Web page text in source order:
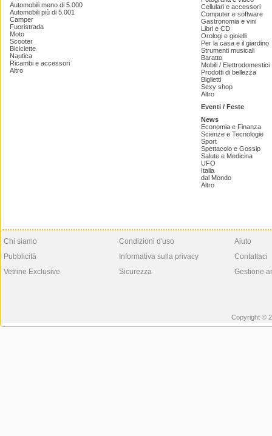
Automobili meno di 5.000
Automobili più di 5.001
Camper
Fuoristrada
Moto
Scooter
Biciclette
Nautica
Ricambi e accessori
Altro
Cellulari e accessori
Computer e software
Gastronomia e vini
Libri e CD
Orologi e gioielli
Per la casa e il giardino
Strumenti musicali
Baratto
Mobili / Elettrodomestici
Prodotti di bellezza
Biglietti
Sexy shop
Altro
Eventi / Feste
News
Economia e Finanza
Scienze e Tecnologie
Sport
Spettacolo e Gossip
Salute e Medicina
UFO
Italia
dal Mondo
Altro
Chi siamo
Pubblicità
Vetrine Exclusive
Condizioni d'uso
Informativa sulla privacy
Sicurezza
Aiuto
Contattaci
Gestione
Copyright ©